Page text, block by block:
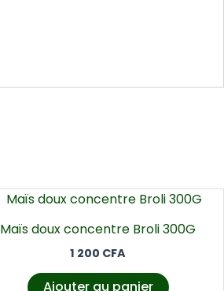
Maïs doux concentre Broli 300G
1 200 CFA
Ajouter au panier